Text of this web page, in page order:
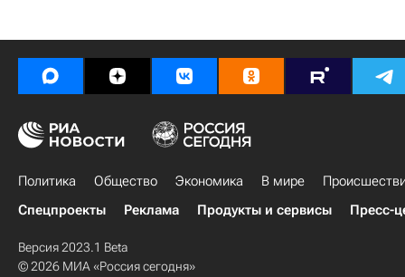
Политика Общество Экономика В мире
Спецпроекты
Реклама Продукты и сервисы Пресс-
Версия 2023.1 Beta
© 2026 МИА «Россия сегодня»